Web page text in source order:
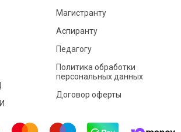
Магистранту
Аспиранту
Педагогу
Политика обработки
персональных данных
Договор оферты